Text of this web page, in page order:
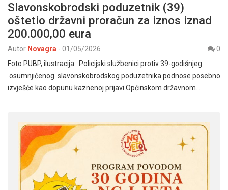
Slavonskobrodski poduzetnik (39)
oštetio državni proračun za iznos iznad
200.000,00 eura
Autor Novagra - 01/05/2026
0
Foto PUBP, ilustracija Policijski službenici protiv 39-godišnjeg
osumnjičenog slavonskobrodskog poduzetnika podnose posebno
izvješće kao dopunu kaznenoj prijavi Općinskom državnom…